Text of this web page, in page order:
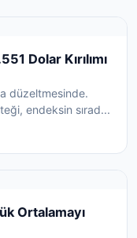
Dolar Kırılımı
düzeltmesinde.
endeksin sırad...
Ortalamayı